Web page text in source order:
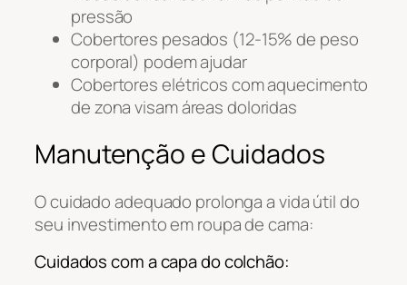
pressão
Cobertores pesados (12-15% de peso
corporal) podem ajudar
Cobertores elétricos com aquecimento
de zona visam áreas doloridas
Manutenção e Cuidados
O cuidado adequado prolonga a vida útil do
seu investimento em roupa de cama:
Cuidados com a capa do colchão: